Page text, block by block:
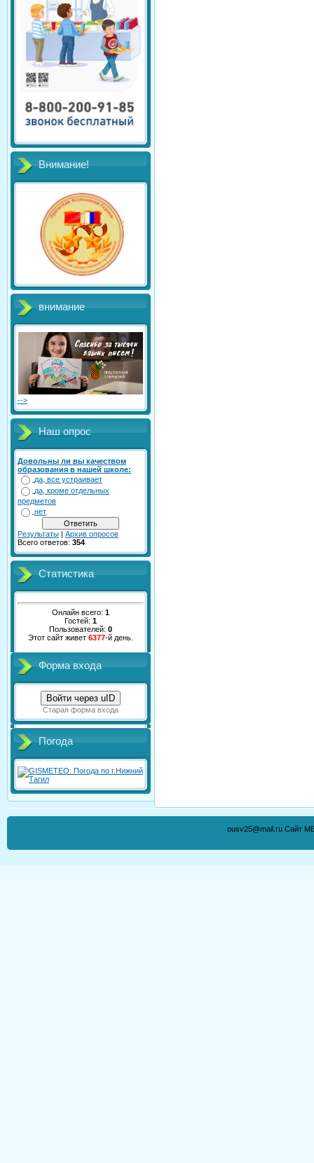
Внимание!
внимание
-->
Наш опрос
Довольны ли вы качеством
образования в нашей школе:
да, все устраивает
да, кроме отдельных
предметов
нет
Результаты | Архив опросов
Всего ответов: 354
Статистика
Онлайн всего: 1
Гостей: 1
Пользователей: 0
Этот сайт живет 6377-й день.
Форма входа
Войти через uID
Старая форма входа
Погода
ousv25@mail.ru Сайт